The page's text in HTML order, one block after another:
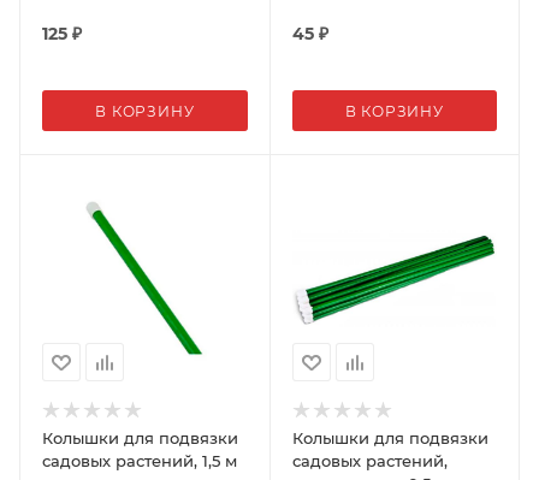
125 ₽
В КОРЗИНУ
45₽
В КОРЗИНУ
Колышки для подвязки
садовых растений, 1,5 м
Колышки для подвязки
садовых растений,